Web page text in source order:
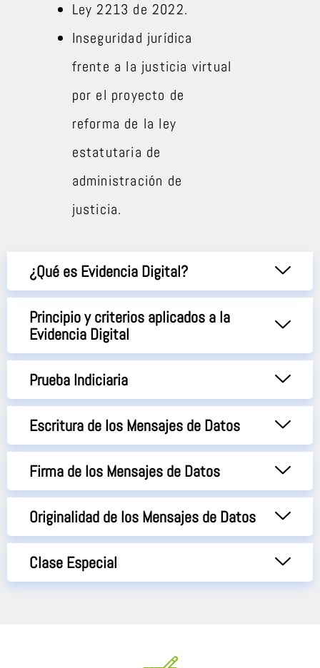
Ley 2213 de 2022.
Inseguridad jurídica
frente a la justicia virtual
por el proyecto de
reforma de la ley
estatutaria de
administración de
justicia.
¿Qué es Evidencia Digital?
Principio y criterios aplicados a la
Evidencia Digital
Prueba Indiciaria
Escritura de los Mensajes de Datos
Firma de los Mensajes de Datos
Originalidad de los Mensajes de Datos
Clase Especial